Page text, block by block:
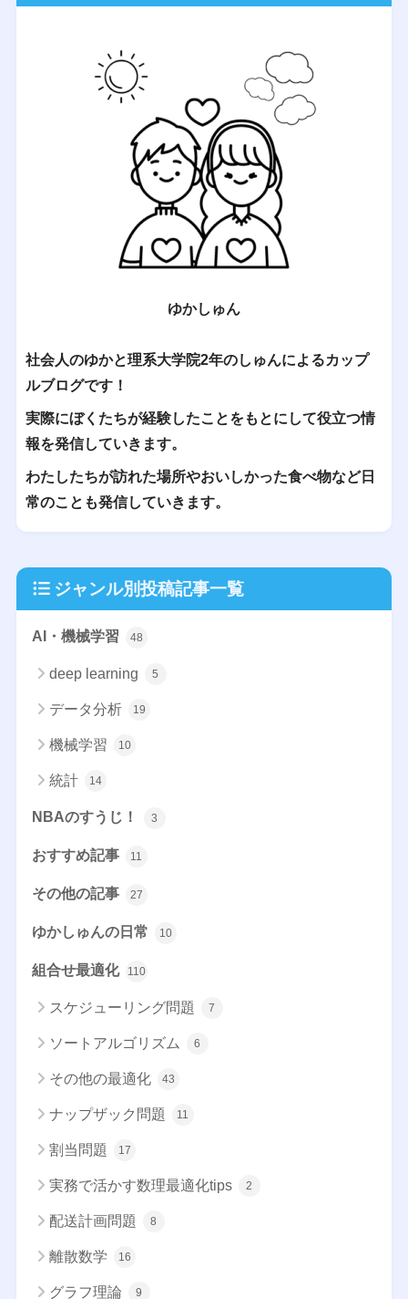
ゆかしゅん
社会人のゆかと理系大学院2年のしゅんによるカップ
ルブログです！
実際にぼくたちが経験したことをもとにして役立つ情
報を発信していきます。
わたしたちが訪れた場所やおいしかった食べ物など日
常のことも発信していきます。
ジャンル別投稿記事一覧
AI・機械学習 48
deep learning 5
データ分析 19
機械学習 10
統計 14
NBAのすうじ！ 3
おすすめ記事 11
その他の記事 27
ゆかしゅんの日常 10
組合せ最適化 110
スケジューリング問題 7
ソートアルゴリズム 6
その他の最適化 43
ナップザック問題 11
割当問題 17
実務で活かす数理最適化tips 2
配送計画問題 8
離散数学 16
グラフ理論 9